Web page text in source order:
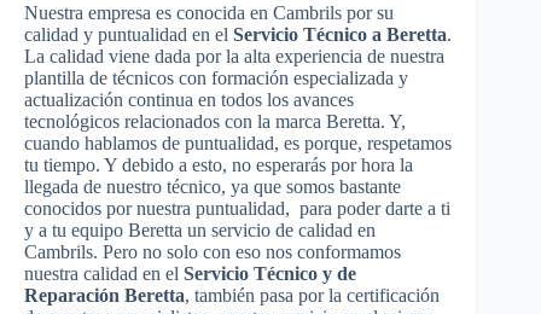
Nuestra empresa es conocida en Cambrils por su
calidad y puntualidad en el Servicio Técnico a Beretta.
La calidad viene dada por la alta experiencia de nuestra
plantilla de técnicos con formación especializada y
actualización continua en todos los avances
tecnológicos relacionados con la marca Beretta. Y,
cuando hablamos de puntualidad, es porque, respetamos
tu tiempo. Y debido a esto, no esperarás por hora la
llegada de nuestro técnico, ya que somos bastante
conocidos por nuestra puntualidad, para poder darte a ti
y a tu equipo Beretta un servicio de calidad en
Cambrils. Pero no solo con eso nos conformamos
nuestra calidad en el Servicio Técnico y de
Reparación Beretta, también pasa por la certificación